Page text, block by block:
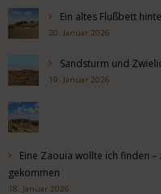
Ein altes Flußbett
20. Januar 2026
Sandsturm und
19. Januar 2026
Eine Zaouia wollte ich finden
gekommen
18. Januar 2026